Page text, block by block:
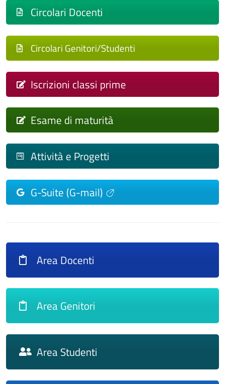
Circolari Docenti
Circolari Genitori/Studenti
Iscrizioni classi prime
Esame di maturità
Attività e Progetti
G-Suite (G-mail)
Area Docenti
Area Genitori
Area Studenti